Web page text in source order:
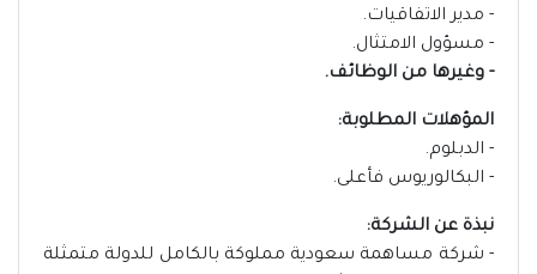
- مدير الاتفاقيات.
- مسؤول الامتثال.
- وغيرها من الوظائف.
المؤهلات المطلوبة:
- الدبلوم.
- البكالوريوس فأعلى.
نبذة عن الشركة:
- شركة مساهمة سعودية مملوكة بالكامل للدولة متمثلة